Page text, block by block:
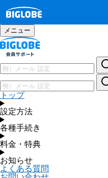
メニュー
トップ
設定方法
各種手続き
料金・特典
お知らせ
よくある質問